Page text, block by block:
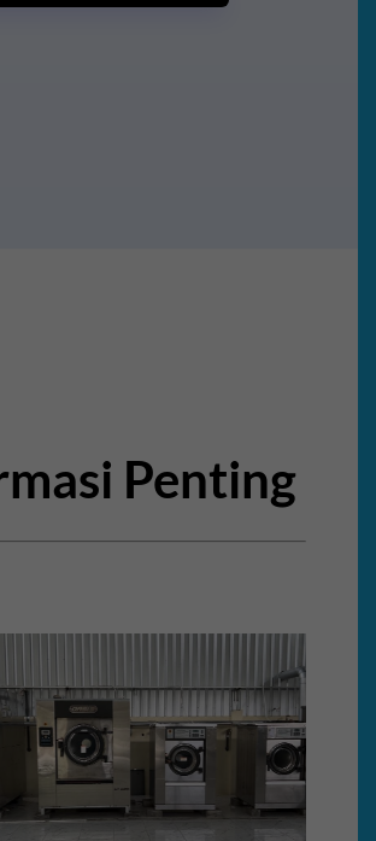
Penting